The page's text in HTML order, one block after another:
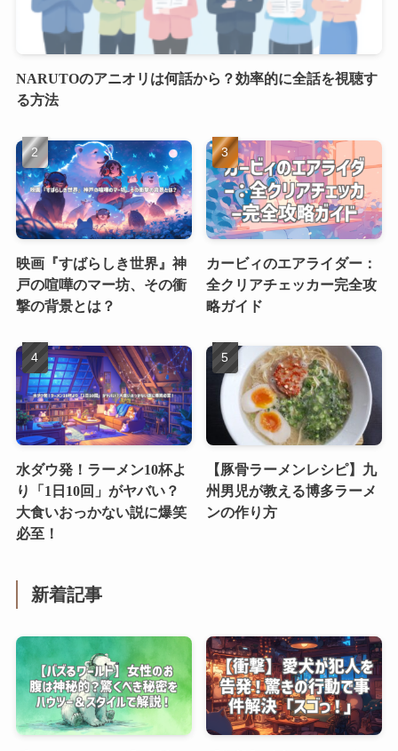
NARUTOのアニオリは何話から？効率的に全話を視聴す
る方法
映画『すばらしき世界』神
戸の喧嘩のマー坊、その衝
撃の背景とは？
カービィのエアライダー：
全クリアチェッカー完全攻
略ガイド
水ダウ発！ラーメン10杯よ
り「1日10回」がヤバい？
大食いおっかない説に爆笑
必至！
【豚骨ラーメンレシピ】九
州男児が教える博多ラーメ
ンの作り方
新着記事